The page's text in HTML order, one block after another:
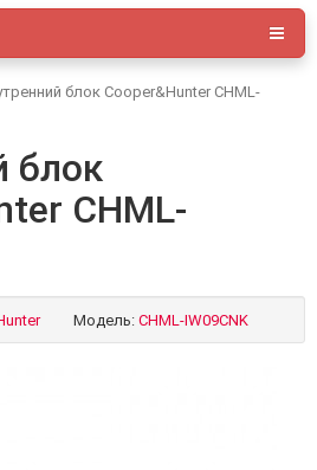
блок Cooper&Hunter CHML-
блок
CHML-
Модель: CHML-IW09CNK